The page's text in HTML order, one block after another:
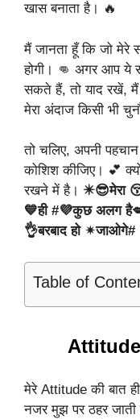
खास बनाता है। 🔥
मैं जानता हूँ कि जो मेरे
होगी। 👊 अगर आप ये
सकते हैं, तो याद रखें, मैं
मेरा अंदाज किसी भी
तो चलिए, अपनी
कोशिश कीजिए। 💕
रखने में है। ✴️😎मेरा
💙ही #💜कुछ अलग
👌बरबाद हो ✴जाओगे#
Table of
मेरे Attitude की बात
नजर मुझ पर ठहर जाती